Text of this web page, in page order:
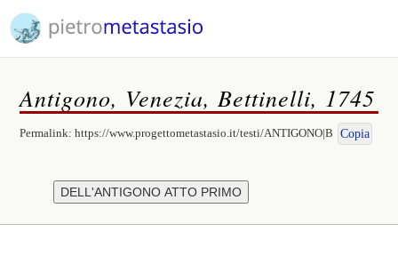
Antigono, Venezia, Bettinelli, 1745
Permalink:https://www.progettometastasio.it/testi/ANTIGONO|B Copia